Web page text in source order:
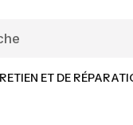
ET DE